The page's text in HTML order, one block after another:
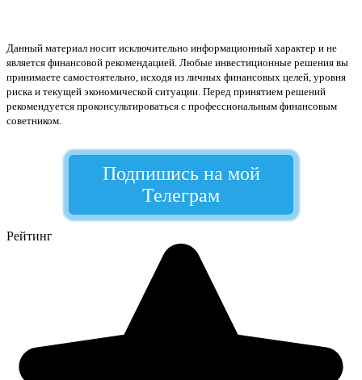
Данный материал носит исключительно информационный характер и не
является финансовой рекомендацией. Любые инвестиционные решения вы
принимаете самостоятельно, исходя из личных финансовых целей, уровня
риска и текущей экономической ситуации. Перед принятием решений
рекомендуется проконсультироваться с профессиональным финансовым
советником.
Подпишись на мой
Телеграм
Рейтинг